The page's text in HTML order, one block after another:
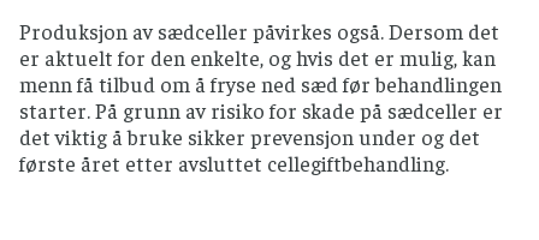
Produksjon av sædceller påvirkes også. Dersom det
er aktuelt for den enkelte, og hvis det er mulig, kan
menn få tilbud om å fryse ned sæd før behandlingen
starter. På grunn av risiko for skade på sædceller er
det viktig å bruke sikker prevensjon under og det
første året etter avsluttet cellegiftbehandling.